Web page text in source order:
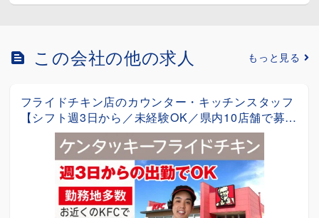
この会社の他の求人 もっと見る
定食レストランの調理・ホールスタッフ【選べる勤
務地／食事補助あり／未経験大歓迎／スタッフ特典
多数】
契約社員
給与：月給190,000円～210,000円 ※経...
沖縄県那覇市・沖縄市・北谷町
詳細を見る